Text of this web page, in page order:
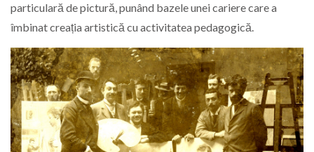
particulară de pictură, punând bazele unei cariere care a
îmbinat creația artistică cu activitatea pedagogică.